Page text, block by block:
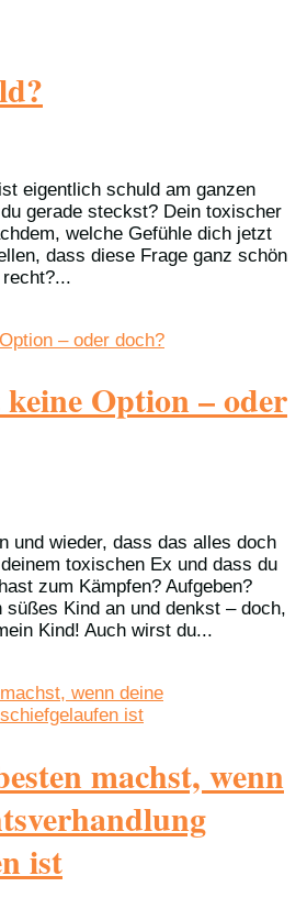
eigentlich schuld am ganzen
gerade steckst? Dein toxischer
welche Gefühle dich jetzt
dass diese Frage ganz schön
Option – oder
und wieder, dass das alles doch
toxischen Ex und dass du
zum Kämpfen? Aufgeben?
süßes Kind an und denkst – doch,
Kind! Auch wirst du...
machst, wenn
ist